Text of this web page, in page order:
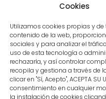
Cookies
Utilizamos cookies propias y
contenido de la web,
sociales y para analizar el
uso de esta tecnología o
rechazarla, y así controlar
recopila y gestiona a través de
clicar en "Sí, Acepto", ACEPTA
consentimiento en cualquier
la instalación de cookies
CONTACTO
MENÚ PRINCIPAL